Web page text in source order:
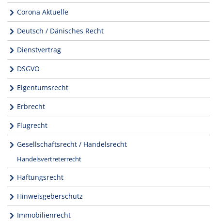
Corona Aktuelle
Deutsch / Dänisches Recht
Dienstvertrag
DSGVO
Eigentumsrecht
Erbrecht
Flugrecht
Gesellschaftsrecht / Handelsrecht
Handelsvertreterrecht
Haftungsrecht
Hinweisgeberschutz
Immobilienrecht